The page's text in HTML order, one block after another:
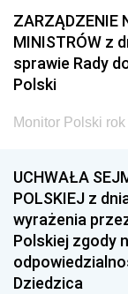
2011
2008
2005
1996
1993
1990
1987
ZARZĄDZENIE
MINISTRÓW z
sprawie Rady
Polski
Monitor Polski
UCHWAŁA
POLSKIEJ z
wyrażenia
Polskiej zgody
Dziedzica